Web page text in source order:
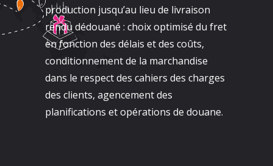
production jusqu’au lieu de livraison
rendu dédouané : choix optimisé du fret
en fonction des délais et des coûts,
conditionnement de la marchandise
dans le respect des cahiers des charges
des clients, agencement des
planifications et opérations de douane.